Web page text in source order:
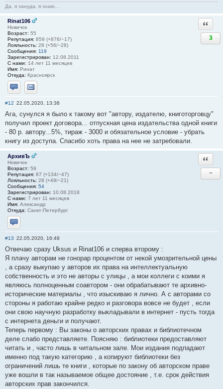
Да, я зануда, я знаю...
Rinat106
Новичок
Возраст: 55
Репутация: 859 (+876/−17)
Лояльность: 28 (+56/−28)
Сообщения: 119
Зарегистрирован: 12.08.2011
С нами: 14 лет 11 месяцев
Имя: Ринат
Откуда: Красноярск
Отправить личное сообщение
Отправить email
3
#12 22.05.2020, 13:38
Ага, сунулся я было к такому вот "автору, издателю, книготорговцу"
получил проект договора... отпускная цена издательства одной книги
- 80 р. автору...5%, тираж - 3000 и обязательное условие - убрать
книгу из доступа. Спасибо хоть права на нее не затребовали.
АрхивЪ
Новичок
Возраст: 59
Репутация: 87 (+134/−47)
Лояльность: 28 (+49/−21)
Сообщения: 54
Зарегистрирован: 10.08.2018
С нами: 7 лет 11 месяцев
Имя: Александр
Откуда: Санкт-Петербург
Отправить личное сообщение
−
#13 22.05.2020, 16:49
Отвечаю сразу Uksus и Rinat106 и сперва второму :
Я плачу авторам не гонорар процентом от некой умозрительной цены
, а сразу выкупаю у авторов их права на интеллектуальную
собственность и это не авторы с улицы , а мои коллеги с коими я
являюсь полноценным соавтором - они обрабатывают те архивно-
исторические материалы , что изыскиваю я лично. А с авторами со
стороны я работаю крайне редко и разговора вовсе не будет , если
они свою научную разработку выкладывали в интернет - пусть тогда
с интернета деньги и получают.
Теперь первому : Вы законы о авторских правах и библиотечном
деле слабо представляете. Поясняю : библиотеки предоставляют
читать и , часто лишь в читальном зале. Мои издания подпадают
именно под такую категорию , а копируют библиотеки без
ограничений лишь те книги , которые по закону об авторском праве
уже вошли в так называемое общее достояние , т.е. срок действия
авторских прав закончился.